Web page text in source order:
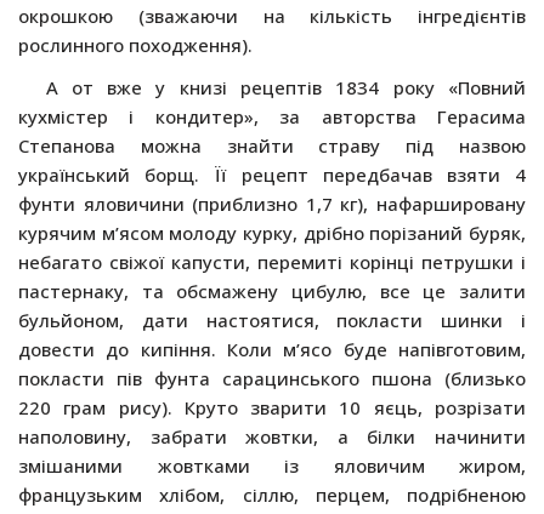
окрошкою (зважаючи на кількість інгредієнтів
рослинного походження).
А от вже у книзі рецептів 1834 року «Повний
кухмістер і кондитер», за авторства Герасима
Степанова можна знайти страву під назвою
український борщ. Її рецепт передбачав взяти 4
фунти яловичини (приблизно 1,7 кг), нафаршировану
курячим м’ясом молоду курку, дрібно порізаний буряк,
небагато свіжої капусти, перемиті корінці петрушки і
пастернаку, та обсмажену цибулю, все це залити
бульйоном, дати настоятися, покласти шинки і
довести до кипіння. Коли м’ясо буде напівготовим,
покласти пів фунта сарацинського пшона (близько
220 грам рису). Круто зварити 10 яєць, розрізати
наполовину, забрати жовтки, а білки начинити
змішаними жовтками із яловичим жиром,
французьким хлібом, сіллю, перцем, подрібненою